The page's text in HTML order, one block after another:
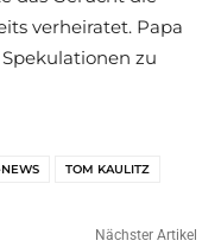
verheiratet. Papa
zu
TOM KAULITZ
Nächster Artikel